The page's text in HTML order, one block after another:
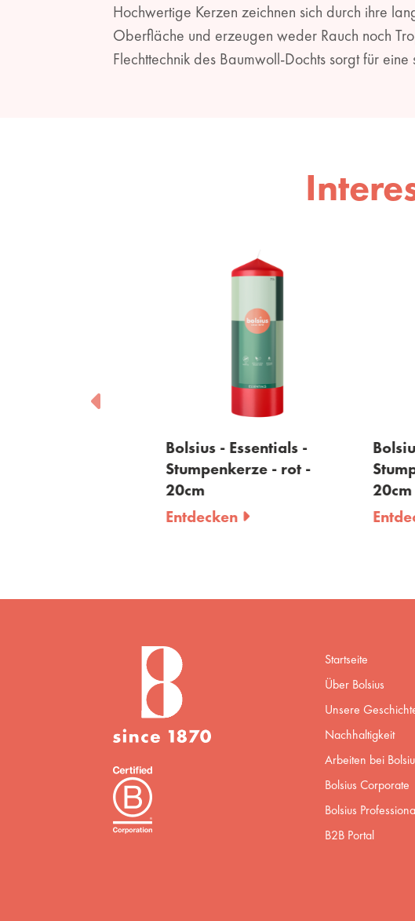
Hochwertige Kerzen zeichnen sich durch ihre
Oberfläche und erzeugen weder Rauch noch
Flechttechnik des Baumwoll-Dochts sorgt für eine
Bolsius - Essentials -
Stumpenkerze - rot -
Entdecken
Bolsius -
Entdecken
Startseite
Über Bolsius
Unsere
Nachhaltigkeit
Arbeiten bei
Bolsius Corporate
Bolsius
B2B Portal